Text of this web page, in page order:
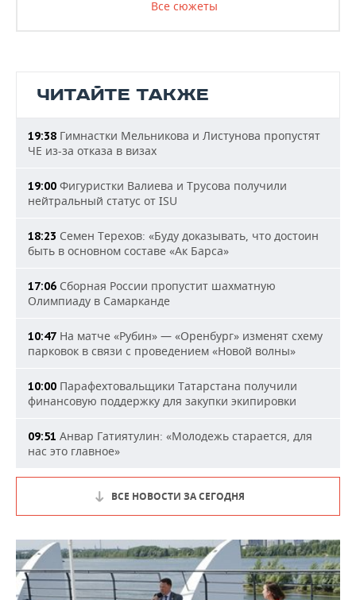
Все сюжеты
ЧИТАЙТЕ ТАКЖЕ
19:38 Гимнастки Мельникова и Листунова пропустят
ЧЕ из-за отказа в визах
19:00 Фигуристки Валиева и Трусова получили
нейтральный статус от ISU
18:23 Семен Терехов: «Буду доказывать, что достоин
быть в основном составе «Ак Барса»
17:06 Сборная России пропустит шахматную
Олимпиаду в Самарканде
10:47 На матче «Рубин» — «Оренбург» изменят схему
парковок в связи с проведением «Новой волны»
10:00 Парафехтовальщики Татарстана получили
финансовую поддержку для закупки экипировки
09:51 Анвар Гатиятулин: «Молодежь старается, для
нас это главное»
ВСЕ НОВОСТИ ЗА СЕГОДНЯ